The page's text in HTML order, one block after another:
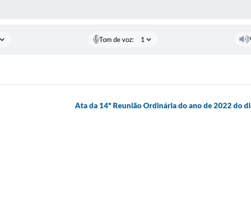
Tom de voz:
Ata da 14º Reunião Ordinária do ano de 2022 do